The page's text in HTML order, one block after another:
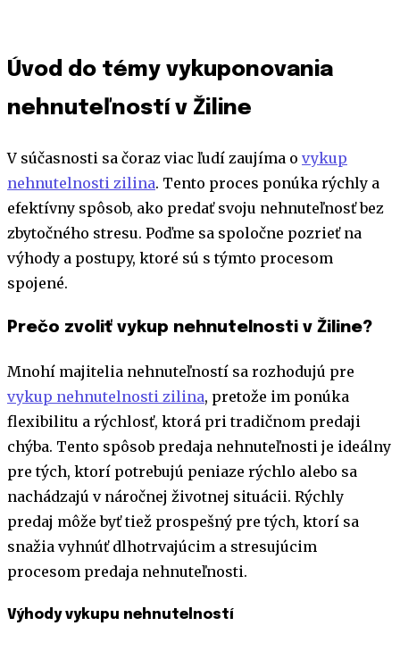
Úvod do témy vykuponovania
nehnuteľností v Žiline
V súčasnosti sa čoraz viac ľudí zaujíma o vykup
nehnutelnosti zilina. Tento proces ponúka rýchly a
efektívny spôsob, ako predať svoju nehnuteľnosť bez
zbytočného stresu. Poďme sa spoločne pozrieť na
výhody a postupy, ktoré sú s týmto procesom
spojené.
Prečo zvoliť vykup nehnutelnosti v Žiline?
Mnohí majitelia nehnuteľností sa rozhodujú pre
vykup nehnutelnosti zilina, pretože im ponúka
flexibilitu a rýchlosť, ktorá pri tradičnom predaji
chýba. Tento spôsob predaja nehnuteľnosti je ideálny
pre tých, ktorí potrebujú peniaze rýchlo alebo sa
nachádzajú v náročnej životnej situácii. Rýchly
predaj môže byť tiež prospešný pre tých, ktorí sa
snažia vyhnúť dlhotrvajúcim a stresujúcim
procesom predaja nehnuteľnosti.
Výhody vykupu nehnutelností